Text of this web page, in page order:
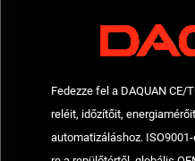
Fedezze fel a DAQUAN
reléit, időzítőit,
automatizáláshoz.